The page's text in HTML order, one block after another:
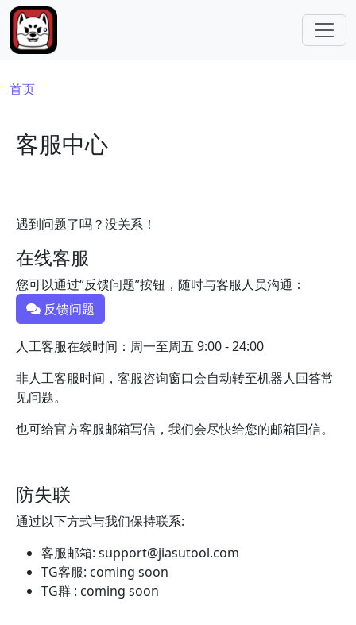
跳转到主要内容
面包屑
首页
客服中心
遇到问题了吗？没关系！
在线客服
您可以通过“反馈问题”按钮，随时与客服人员沟通：
反馈问题
人工客服在线时间：周一至周五 9:00 - 24:00
非人工客服时间，客服咨询窗口会自动转至机器人回答常
见问题。
也可给官方客服邮箱写信，我们会尽快给您的邮箱回信。
防失联
通过以下方式与我们保持联系:
客服邮箱: support@jiasutool.com
TG客服: coming soon
TG群 : coming soon